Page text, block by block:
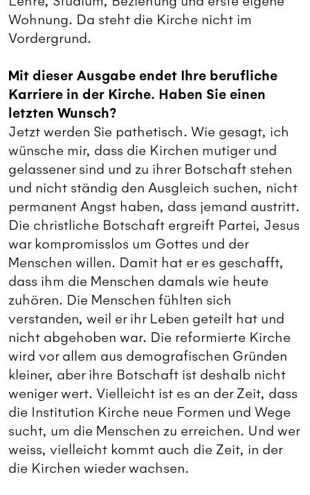
Wohnung. Da steht die Kirche nicht im
Vordergrund.
Mit dieser Ausgabe endet Ihre berufliche
Karriere in der Kirche. Haben Sie einen
letzten Wunsch?
Jetzt werden Sie pathetisch. Wie gesagt, ich
wünsche mir, dass die Kirchen mutiger und
gelassener sind und zu ihrer Botschaft stehen
und nicht ständig den Ausgleich suchen, nicht
permanent Angst haben, dass jemand austritt.
Die christliche Botschaft ergreift Partei, Jesus
war kompromisslos um Gottes und der
Menschen willen. Damit hat er es geschafft,
dass ihm die Menschen damals wie heute
zuhören. Die Menschen fühlten sich
verstanden, weil er ihr Leben geteilt hat und
nicht abgehoben war. Die reformierte Kirche
wird vor allem aus demografischen Gründen
kleiner, aber ihre Botschaft ist deshalb nicht
weniger wert. Vielleicht ist es an der Zeit, dass
die Institution Kirche neue Formen und Wege
sucht, um die Menschen zu erreichen. Und wer
weiss, vielleicht kommt auch die Zeit, in der
die Kirchen wieder wachsen.